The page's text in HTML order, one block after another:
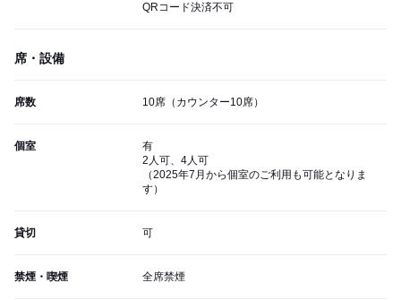
QRコード決済不可
席・設備
席数 10席（カウンター10席）
個室
有
2人可、4人可
（2025年7月から個室のご利用も可能となりま
す）
貸切 可
禁煙・喫煙 全席禁煙